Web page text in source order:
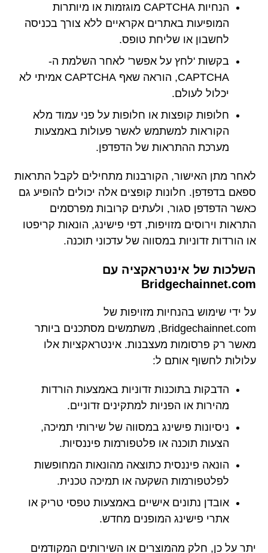
הנחיות CAPTCHA מוגזמות או מיותרות
המופיעות באתרים אקראיים ללא צורך בכניסה
לחשבון או שליחת טופס.
בקשות 'לחץ על אפשר' לאחר השלמת ה-
CAPTCHA, הוראה שאף CAPTCHA אמיתי לא
יכלול לעולם.
חלופות קופצות או חלופות על פני עמוד מלא
הקוראות למשתמש לאשר פעולות באמצעות
מערכת ההתראות של הדפדפן.
לאחר מתן האישור, הקורבנות מתחילים לקבל התראות
ספאם בדפדפן. חלונות קופצים אלה יכולים להופיע גם
כאשר הדפדפן סגור, ולעתים קרובות מפרסמים
התראות וירוסים מזויפות, דפי פישינג, הונאות קריפטו
או הורדות זדוניות במסווה של עדכוני תוכנה.
השלכות של אינטראקציה עם
Bridgechainnet.com
על ידי שימוש בהנחיות מזויפות של
Bridgechainnet.com, משתמשים מסתכנים ביותר
מאשר רק פרסומות מעצבנות. אינטראקציות אלו
עלולות לחשוף אותם ל:
הדבקות בתוכנות זדוניות באמצעות הורדות
מהירות או הפניות למתקינים זדוניים.
ניסיונות פישינג במסווה של שירותי תמיכה,
הצעות תוכנה או פלטפורמות פיננסיות.
הונאה פיננסית כתוצאה מהונאות המחופשות
לפלטפורמות השקעה או תמיכה טכנית.
אובדן נתונים אישיים באמצעות טפסי טריק או
אתרי פישינג המופנים מחדש.
יתר על כן, חלק מהמוצרים או השירותים המקודמים